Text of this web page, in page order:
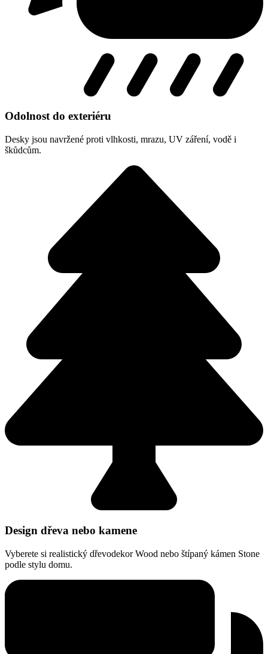
Odolnost do exteriéru
Desky jsou navržené proti vlhkosti, mrazu, UV záření, vodě i
škůdcům.
Design dřeva nebo kamene
Vyberete si realistický dřevodekor Wood nebo štípaný kámen Stone
podle stylu domu.